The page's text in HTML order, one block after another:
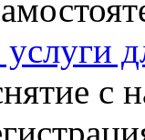
услуги
с